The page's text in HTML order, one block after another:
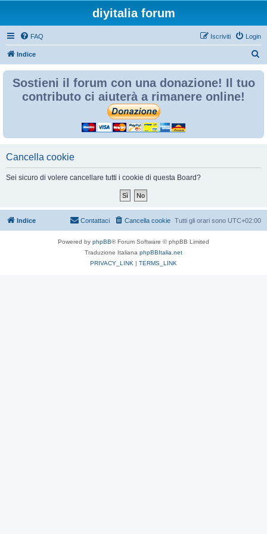
diyitalia forum
FAQ Login
Iscriviti
Indice
Sostieni il forum con una donazione! Il tuo
contributo ci aiuterà a rimanere online!
Cancella cookie
Sei sicuro di volere cancellare tutti i cookie di questa Board?
Indice Tutti gli orari sono UTC+02:00
Cancella cookie
Contattaci
Powered by phpBB® Forum Software © phpBB Limited
Traduzione Italiana phpBBItalia.net
PRIVACY_LINK | TERMS_LINK